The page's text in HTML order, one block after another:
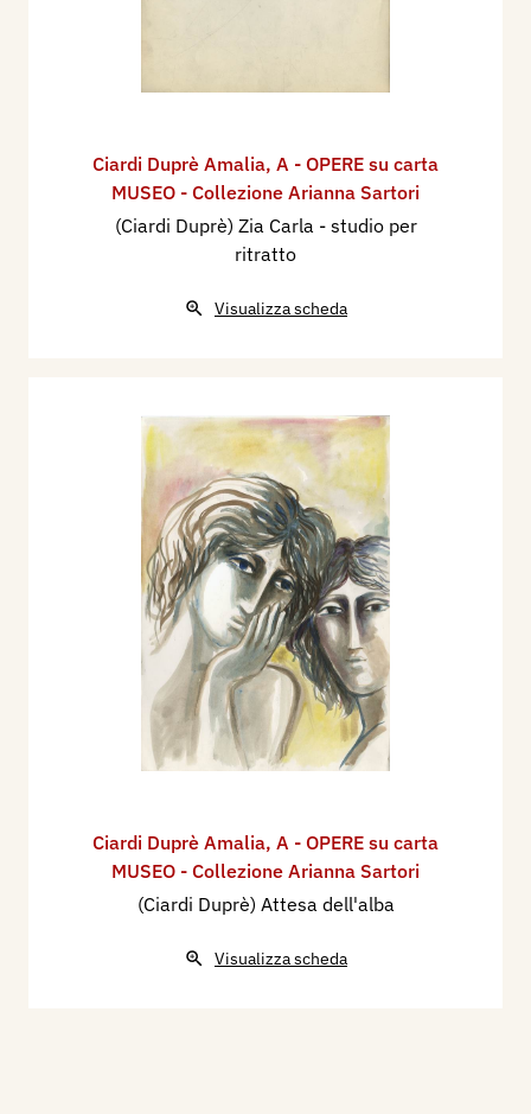
Ciardi Duprè Amalia, A - OPERE su carta
MUSEO - Collezione Arianna Sartori
(Ciardi Duprè) Zia Carla - studio per
ritratto
Visualizza scheda
Ciardi Duprè Amalia, A - OPERE su carta
MUSEO - Collezione Arianna Sartori
(Ciardi Duprè) Attesa dell'alba
Visualizza scheda